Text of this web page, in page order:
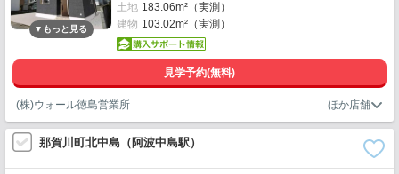
土地 183.06m²（実測）
建物 103.02m²（実測）
見学予約(無料)
(株)ウォール徳島営業所
那賀川町北中島（阿波中島駅）